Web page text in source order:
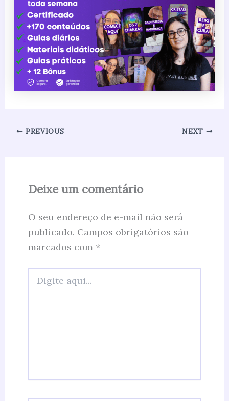
PREVIOUS NEXT
Deixe um comentário
O seu endereço de e-mail não será
publicado. Campos obrigatórios são
marcados com *
aqui...